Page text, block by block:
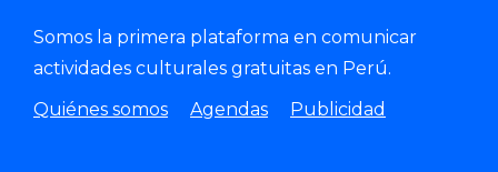
Somos la primera plataforma en comunicar
actividades culturales gratuitas en Perú.
Quiénes somos
Agendas Publicidad